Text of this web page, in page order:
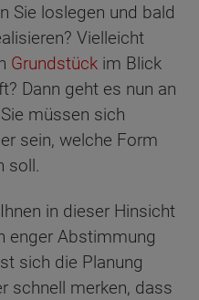
Sie loslegen und bald
Vielleicht
Grundstück im Blick
Dann geht es nun an
müssen sich
sein, welche Form
soll.
in dieser Hinsicht
enger Abstimmung
sich die Planung
schnell merken, dass